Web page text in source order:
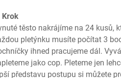
Krok
těsto nakrájíme na 24 kusů,
pletýnku musíte počítat 3
ihned pracujeme dál.
jako cop. Pleteme jen
představu postupu si můžete